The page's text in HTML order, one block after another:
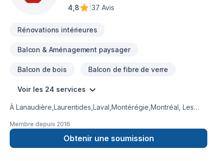
4,8
37 Avis
Rénovations intérieures
Balcon & Aménagement paysager
Balcon de bois Balcon de fibre de verre
Voir les 24 services
À Lanaudière,Laurentides,Laval,Montérégie,Montréal, Les
durables grâce à une approche unique dans le domaine de
Après-sinistre, Balcon, Balcon de bois, Carrelage, Cuisine,
Démolition, Garage, Gypse, Insonorisation, Patio, Peinture,
Membre depuis 2016
Obtenir une soumission